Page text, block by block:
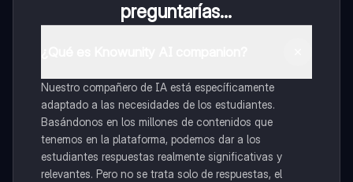
preguntarías...
Nuestro compañero de IA está específicamente
adaptado a las necesidades de los estudiantes.
Basándonos en los millones de contenidos que
tenemos en la plataforma, podemos dar a los
estudiantes respuestas realmente significativas y
relevantes. Pero no se trata solo de respuestas, el